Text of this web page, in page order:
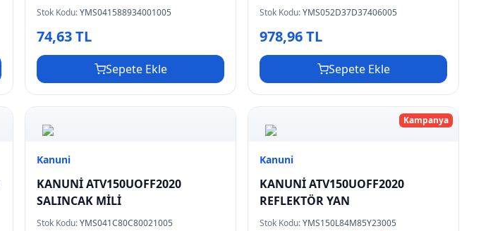
Stok Kodu:YMS041588934001005
74,63 TL
Sepete Ekle
Stok Kodu:YMS052D37D37406005
978,96 TL
Sepete Ekle
Kanuni
KANUNİ ATV150UOFF2020
SALINCAK MİLİ
Stok Kodu:YMS041C80C80021005
Kampanya
Kanuni
KANUNİ ATV150UOFF2020
REFLEKTÖR YAN
Stok Kodu:YMS150L84M85Y23005